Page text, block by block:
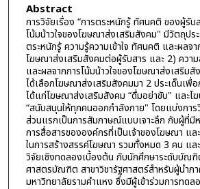
Abstract
การวิจัยเรื่อง “การตระหนักรู้ ทัศนคติ ของผู้รับ
โน้มน้าวใจของโฆษณาส่งเสริมสังคม" มีวัตถุปร
ตระหนักรู้ ความรู้ความเข้าใจ ทัศนคติ และผลจา
โฆษณาส่งเสริมสังคมต่อผู้รับสาร และ 2) คว
และผลจากการโน้มน้าวใจของโฆษณาส่งเสริม
ได้เลือกโฆษณาส่งเสริมสังคมมา 2 ประเด็นเพื่
ได้แก่โฆษณาส่งเสริมสังคม “ดื่มอย่าขับ" และโ
“สนับสนุนให้ทุกคนออกกำลังกาย" โดยแบ่งกา
ส่วนแรกเป็นการสัมภาษณ์แบบเจาะลึก กับผู้ที่มี
การสื่อสารขององค์กรที่เป็นเจ้าของโฆษณา แ
ในการสร้างสรรค์โฆษณา รวมทั้งหมด 3 คน แล
วิจัยเชิงทดลองเบื้องต้น กับนักศึกษาระดับบัณ
ศาสตรบัณฑิต สาขาวิชารัฐศาสตร์สำหรับผู้นำภ
มหาวิทยาลัยรามคำแหง ซึ่งมีผู้เข้าร่วมการทด